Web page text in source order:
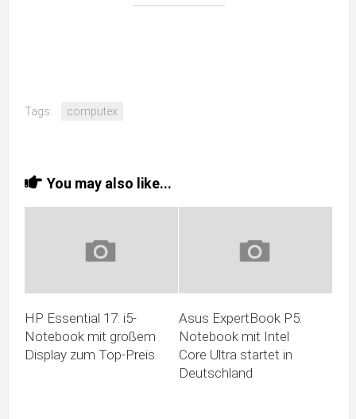
Tags: computex
You may also like...
HP Essential 17: i5-
Notebook mit großem
Display zum Top-Preis
Asus ExpertBook P5:
Notebook mit Intel
Core Ultra startet in
Deutschland